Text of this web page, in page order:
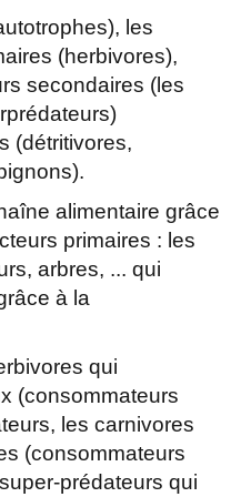
les
(herbivores),
secondaires (les
(détritivores,
alimentaire grâce
primaires : les
arbres, ... qui
à la
qui
(consommateurs
les carnivores
(consommateurs
prédateurs qui